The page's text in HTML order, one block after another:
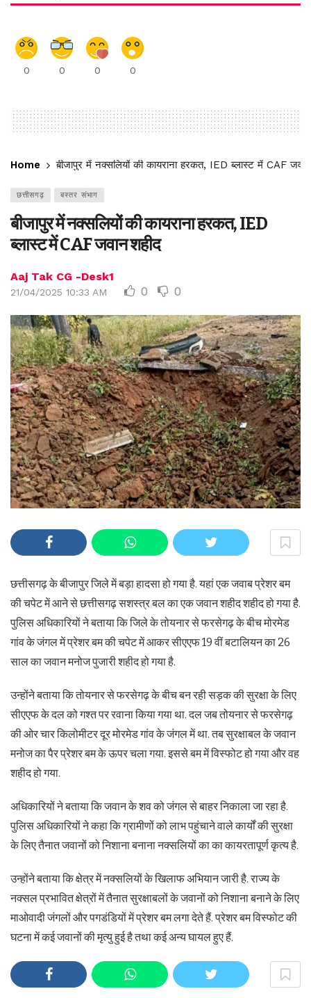
0 0 0 0
Home बीजापुर में नक्सलियों की कायराना हरकत, IED ब्लास्ट में CAF
छत्तीसगढ़ बस्तर संभाग
बीजापुर में नक्सलियों की कायराना हरकत, IED
ब्लास्ट में CAF जवान शहीद
Aaj Tak CG -Desk1
21/04/2025 10:33 AM 0 0
छत्तीसगढ़ के बीजापुर जिले में बड़ा हादसा हो गया है. यहां एक जवाब प्रेशर बम
की चपेट में आने से छत्तीसगढ़ सशस्त्र बल का एक जवान शहीद शहीद हो गया है.
पुलिस अधिकारियों ने बताया कि जिले के तोयनार से फरसेगढ़ के बीच मोरमेड
गांव के जंगल में प्रेशर बम की चपेट में आकर सीएएफ 19 वीं बटालियन का 26
साल का जवान मनोज पुजारी शहीद हो गया है.
उन्होंने बताया कि तोयनार से फरसेगढ़ के बीच बन रही सड़क की सुरक्षा के लिए
सीएएफ के दल को गश्त पर रवाना किया गया था. दल जब तोयनार से फरसेगढ़
की ओर चार किलोमीटर दूर मोरमेड गांव के जंगल में था. तब सुरक्षाबल के जवान
मनोज का पैर प्रेशर बम के ऊपर चला गया. इससे बम में विस्फोट हो गया और वह
शहीद हो गया.
अधिकारियों ने बताया कि जवान के शव को जंगल से बाहर निकाला जा रहा है.
पुलिस अधिकारियों ने कहा कि ग्रामीणों को लाभ पहुंचाने वाले कार्यों की सुरक्षा
के लिए तैनात जवानों को निशाना बनाना नक्सलियों का का कायरतापूर्ण कृत्य है.
उन्होंने बताया कि क्षेत्र में नक्सलियों के खिलाफ अभियान जारी है. राज्य के
नक्सल प्रभावित क्षेत्रों में तैनात सुरक्षाबलों के जवानों को निशाना बनाने के लिए
माओवादी जंगलों और पगडंडियों में प्रेशर बम लगा देते हैं. प्रेशर बम विस्फोट की
घटना में कई जवानों की मृत्यु हुई है तथा कई अन्य घायल हुए हैं.